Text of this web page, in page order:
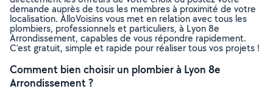
demande auprès de tous les membres à proximité de votre
localisation. AlloVoisins vous met en relation avec tous les
plombiers, professionnels et particuliers, à Lyon 8e
Arrondissement, capables de vous répondre rapidement.
C’est gratuit, simple et rapide pour réaliser tous vos projets !
Comment bien choisir un plombier à Lyon 8e
Arrondissement ?